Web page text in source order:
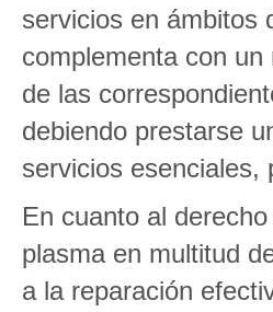
servicios en ámbitos
complementa con
de las
debiendo prestarse
servicios esenciales,
En cuanto al
plasma en multitud
a la reparación